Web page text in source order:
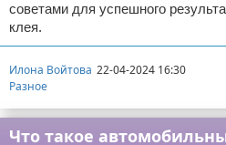
советами для успешного
клея.
Илона Войтова 22-04-2024 16:30
Разное
Что такое